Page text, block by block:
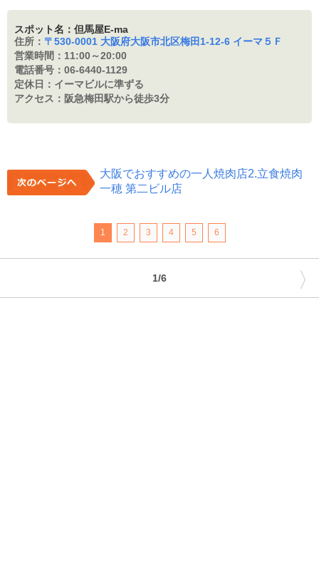
スポット名：但馬屋E-ma
住所： 〒530-0001 大阪府大阪市北区梅田1-12-6 イーマ５Ｆ
営業時間： 11:00～20:00
電話番号： 06-6440-1129
定休日： イーマビルに準ずる
アクセス： 阪急梅田駅から徒歩3分
大阪でおすすめの一人焼肉店2.立食焼肉
一穂 第二ビル店
1 2 3 4 5 6
1/6 〉